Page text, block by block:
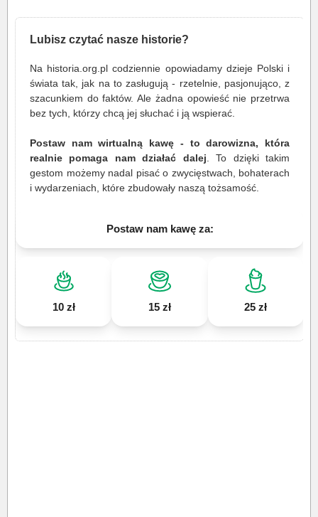
Lubisz czytać nasze historie?
Na historia.org.pl codziennie opowiadamy dzieje Polski i
świata tak, jak na to zasługują - rzetelnie, pasjonująco, z
szacunkiem do faktów. Ale żadna opowieść nie przetrwa
bez tych, którzy chcą jej słuchać i ją wspierać.
Postaw nam wirtualną kawę - to darowizna, która
realnie pomaga nam działać dalej . To dzięki takim
gestom możemy nadal pisać o zwycięstwach, bohaterach
i wydarzeniach, które zbudowały naszą tożsamość.
Postaw nam kawę za:
10 zł 15 zł 25 zł